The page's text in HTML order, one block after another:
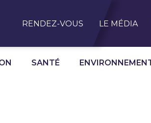
RENDEZ-VOUS LE MÉDIA
SANTÉ